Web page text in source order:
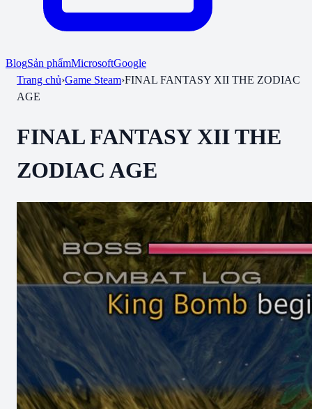
BlogSản phẩmMicrosoftGoogle
Trang chủ›Game Steam›FINAL FANTASY XII THE ZODIAC
AGE
FINAL FANTASY XII THE
ZODIAC AGE